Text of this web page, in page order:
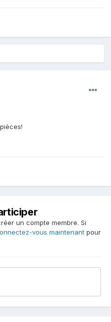
un compte membre. Si
vous maintenant pour